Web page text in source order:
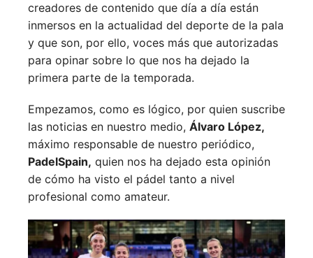
creadores de contenido que día a día están
inmersos en la actualidad del deporte de la pala
y que son, por ello, voces más que autorizadas
para opinar sobre lo que nos ha dejado la
primera parte de la temporada.
Empezamos, como es lógico, por quien suscribe
las noticias en nuestro medio, Álvaro López,
máximo responsable de nuestro periódico,
PadelSpain, quien nos ha dejado esta opinión
de cómo ha visto el pádel tanto a nivel
profesional como amateur.